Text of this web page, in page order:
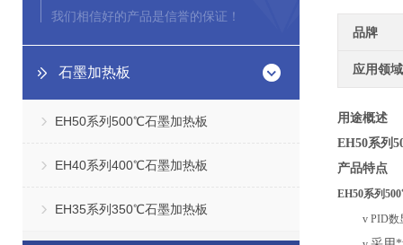
我们相信好的产品是信誉的保证！
石墨加热板
EH50系列500℃石墨加热板
EH40系列400℃石墨加热板
EH35系列350℃石墨加热板
品牌
应用领域
用途概述
EH50系列
产品特点
EH50系列
v PID数